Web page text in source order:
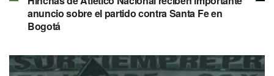
anuncio sobre el partido contra Santa Fe en
Bogotá